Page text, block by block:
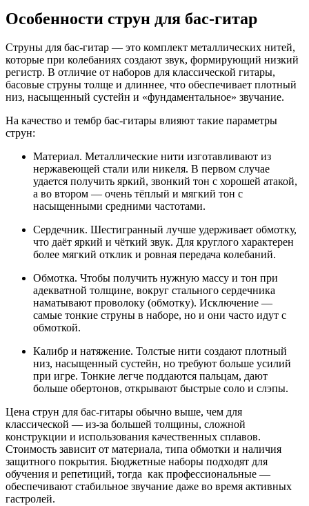
Особенности струн для бас-гитар
Струны для бас-гитар — это комплект металлических нитей,
которые при колебаниях создают звук, формирующий низкий
регистр. В отличие от наборов для классической гитары,
басовые струны толще и длиннее, что обеспечивает плотный
низ, насыщенный сустейн и «фундаментальное» звучание.
На качество и тембр бас-гитары влияют такие параметры
струн:
Материал. Металлические нити изготавливают из
нержавеющей стали или никеля. В первом случае
удается получить яркий, звонкий тон с хорошей атакой,
а во втором — очень тёплый и мягкий тон с
насыщенными средними частотами.
Сердечник. Шестигранный лучше удерживает обмотку,
что даёт яркий и чёткий звук. Для круглого характерен
более мягкий отклик и ровная передача колебаний.
Обмотка. Чтобы получить нужную массу и тон при
адекватной толщине, вокруг стального сердечника
наматывают проволоку (обмотку). Исключение —
самые тонкие струны в наборе, но и они часто идут с
обмоткой.
Калибр и натяжение. Толстые нити создают плотный
низ, насыщенный сустейн, но требуют больше усилий
при игре. Тонкие легче поддаются пальцам, дают
больше обертонов, открывают быстрые соло и слэпы.
Цена струн для бас-гитары обычно выше, чем для
классической — из-за большей толщины, сложной
конструкции и использования качественных сплавов.
Стоимость зависит от материала, типа обмотки и наличия
защитного покрытия. Бюджетные наборы подходят для
обучения и репетиций, тогда как профессиональные —
обеспечивают стабильное звучание даже во время активных
гастролей.